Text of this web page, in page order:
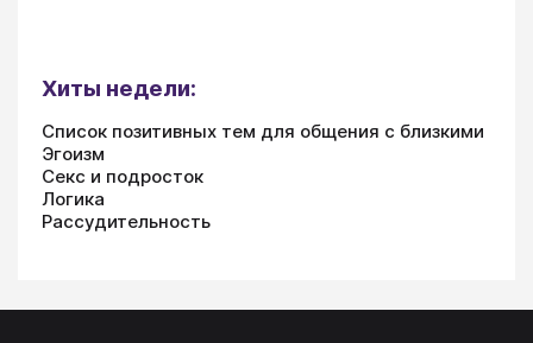
Хиты недели:
Список позитивных тем для общения с близкими
Эгоизм
Секс и подросток
Логика
Рассудительность